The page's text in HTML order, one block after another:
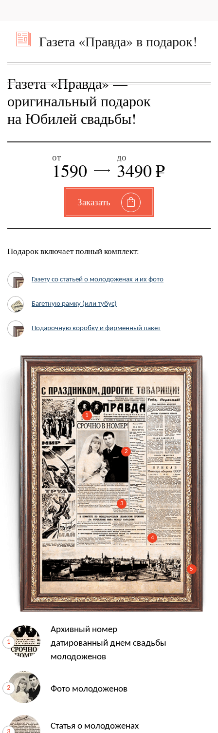
Газета «Правда» в подарок!
Газета «Правда» —
оригинальный подарок
на Юбилей свадьбы!
от
1590
до
3490 e
Заказать
Подарок включает полный комплект:
Газету со статьей о молодоженах и их фото
Багетную рамку (или тубус)
Подарочную коробку и фирменный пакет
1
2
3
4
5
Архивный номер
датированный днем свадьбы
молодоженов
Фото молодоженов
Статья о молодоженах